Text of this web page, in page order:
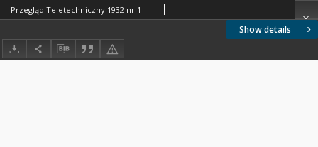
Show details
Przegląd Teletechniczny 1932 nr 1